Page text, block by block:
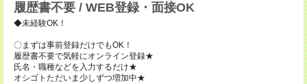
履歴書不要 / WEB登録・面接OK
◆未経験OK！
〇まずは事前登録だけでもOK！
履歴書不要で気軽にオンライン登録★
氏名・職種などを入力するだけ★
オシゴトただいま少しずつ増加中★